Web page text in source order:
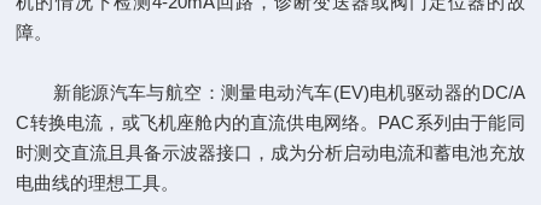
障。
新能源汽车与航空：测量电动汽车(EV)电机驱动器的DC/A
C转换电流，或飞机座舱内的直流供电网络。PAC系列由于能同
时测交直流且具备示波器接口，成为分析启动电流和蓄电池充放
电曲线的理想工具。